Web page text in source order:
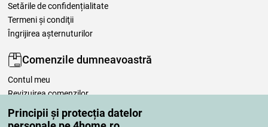
Principii și protecția datelor
Setările de confidențialitate
Termeni şi condiţii
Îngrijirea așternuturilor
Comenzile dumneavoastră
Contul meu
Revizuirea comenzilor
Reclamaţii
Retragere de la contract